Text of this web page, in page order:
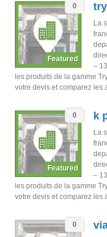
0
La
–
les produits de la gamme
votre devis et comparez les
0 k
La
–
les produits de la gamme
votre devis et comparez les
0